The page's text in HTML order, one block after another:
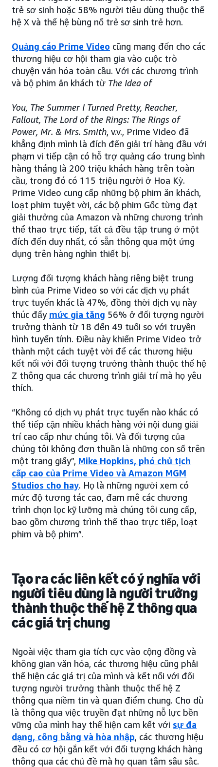
trẻ sơ sinh hoặc 58% người tiêu dùng thuộc thế
hệ X và thế hệ bùng nổ trẻ sơ sinh trẻ hơn.
Quảng cáo Prime Video cũng mang đến cho các
thương hiệu cơ hội tham gia vào cuộc trò
chuyện văn hóa toàn cầu. Với các chương trình
và bộ phim ăn khách từ The Idea of
You, The Summer I Turned Pretty, Reacher,
Fallout, The Lord of the Rings: The Rings of
Power, Mr. & Mrs. Smith, v.v., Prime Video đã
khẳng định mình là đích đến giải trí hàng đầu với
phạm vi tiếp cận có hỗ trợ quảng cáo trung bình
hàng tháng là 200 triệu khách hàng trên toàn
cầu, trong đó có 115 triệu người ở Hoa Kỳ.
Prime Video cung cấp những bộ phim ăn khách,
loạt phim tuyệt vời, các bộ phim Gốc từng đạt
giải thưởng của Amazon và những chương trình
thể thao trực tiếp, tất cả đều tập trung ở một
đích đến duy nhất, có sẵn thông qua một ứng
dụng trên hàng nghìn thiết bị.
Lượng đối tượng khách hàng riêng biệt trung
bình của Prime Video so với các dịch vụ phát
trực tuyến khác là 47%, đồng thời dịch vụ này
thúc đẩy mức gia tăng 56% ở đối tượng người
trưởng thành từ 18 đến 49 tuổi so với truyền
hình tuyến tính. Điều này khiến Prime Video trở
thành một cách tuyệt vời để các thương hiệu
kết nối với đối tượng trưởng thành thuộc thế hệ
Z thông qua các chương trình giải trí mà họ yêu
thích.
“Không có dịch vụ phát trực tuyến nào khác có
thể tiếp cận nhiều khách hàng với nội dung giải
trí cao cấp như chúng tôi. Và đối tượng của
chúng tôi không đơn thuần là những con số trên
một trang giấy”, Mike Hopkins, phó chủ tịch
cấp cao của Prime Video và Amazon MGM
Studios cho hay. Họ là những người xem có
mức độ tương tác cao, đam mê các chương
trình chọn lọc kỹ lưỡng mà chúng tôi cung cấp,
bao gồm chương trình thể thao trực tiếp, loạt
phim và bộ phim”.
Tạo ra các liên kết có ý nghĩa với
người tiêu dùng là người trưởng
thành thuộc thế hệ Z thông qua
các giá trị chung
Ngoài việc tham gia tích cực vào cộng đồng và
không gian văn hóa, các thương hiệu cũng phải
thể hiện các giá trị của mình và kết nối với đối
tượng người trưởng thành thuộc thế hệ Z
thông qua niềm tin và quan điểm chung. Cho dù
là thông qua việc truyền đạt những nỗ lực bền
vững của mình hay thể hiện cam kết với sự đa
dạng, công bằng và hòa nhập, các thương hiệu
đều có cơ hội gắn kết với đối tượng khách hàng
thông qua các chủ đề mà họ quan tâm sâu sắc.